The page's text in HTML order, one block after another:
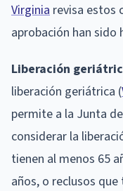
Virginia revisa estos
aprobación han
Liberación
liberación geriátrica (
permite a la Junta
considerar la
tienen al menos 65
años, o reclusos